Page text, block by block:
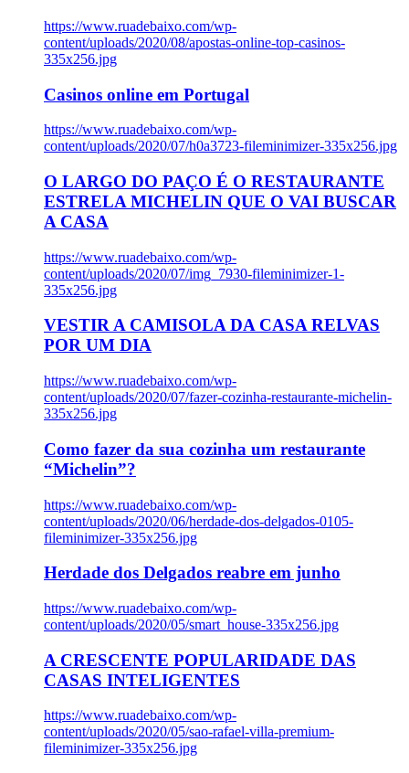
https://www.ruadebaixo.com/wp-
content/uploads/2020/08/apostas-online-top-casinos-
335x256.jpg
Casinos online em Portugal
https://www.ruadebaixo.com/wp-
content/uploads/2020/07/h0a3723-fileminimizer-335x256.jpg
O LARGO DO PAÇO É O RESTAURANTE
ESTRELA MICHELIN QUE O VAI BUSCAR
A CASA
https://www.ruadebaixo.com/wp-
content/uploads/2020/07/img_7930-fileminimizer-1-
335x256.jpg
VESTIR A CAMISOLA DA CASA RELVAS
POR UM DIA
https://www.ruadebaixo.com/wp-
content/uploads/2020/07/fazer-cozinha-restaurante-michelin-
335x256.jpg
Como fazer da sua cozinha um restaurante
“Michelin”?
https://www.ruadebaixo.com/wp-
content/uploads/2020/06/herdade-dos-delgados-0105-
fileminimizer-335x256.jpg
Herdade dos Delgados reabre em junho
https://www.ruadebaixo.com/wp-
content/uploads/2020/05/smart_house-335x256.jpg
A CRESCENTE POPULARIDADE DAS
CASAS INTELIGENTES
https://www.ruadebaixo.com/wp-
content/uploads/2020/05/sao-rafael-villa-premium-
fileminimizer-335x256.jpg